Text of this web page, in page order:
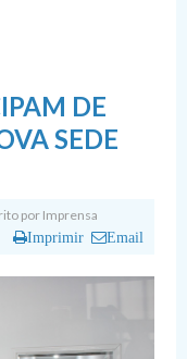
DE
SEDE
por Imprensa
Imprimir Email